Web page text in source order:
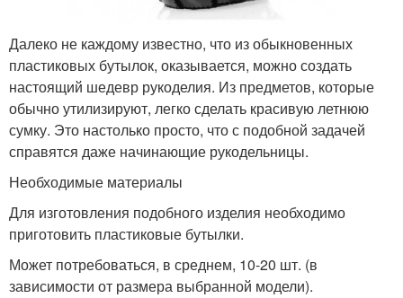
Далеко не каждому известно, что из обыкновенных
пластиковых бутылок, оказывается, можно создать
настоящий шедевр рукоделия. Из предметов, которые
обычно утилизируют, легко сделать красивую летнюю
сумку. Это настолько просто, что с подобной задачей
справятся даже начинающие рукодельницы.
Необходимые материалы
Для изготовления подобного изделия необходимо
приготовить пластиковые бутылки.
Может потребоваться, в среднем, 10-20 шт. (в
зависимости от размера выбранной модели).